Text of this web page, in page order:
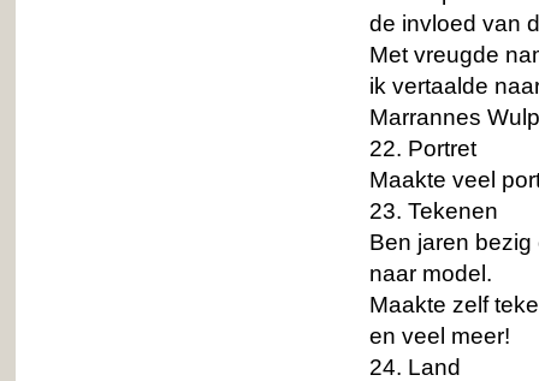
de invloed van
Met vreugde
ik vertaalde
Marrannes
22. Portret
Maakte veel
23. Tekenen
Ben jaren
naar model.
Maakte zelf
en veel meer!
24. Land